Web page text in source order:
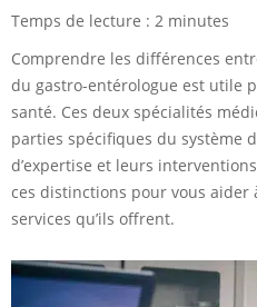
Temps de lecture : 2 minutes
Comprendre les différences
du gastro-entérologue est utile
santé. Ces deux spécialités
parties spécifiques du système
d’expertise et leurs
ces distinctions pour vous aider
services qu’ils offrent.